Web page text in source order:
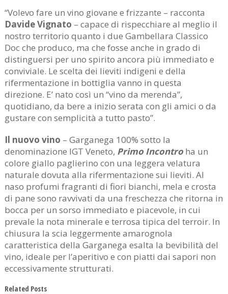
“Volevo fare un vino giovane e frizzante – racconta
Davide Vignato – capace di rispecchiare al meglio il
nostro territorio quanto i due Gambellara Classico
Doc che produco, ma che fosse anche in grado di
distinguersi per uno spirito ancora più immediato e
conviviale. Le scelta dei lieviti indigeni e della
rifermentazione in bottiglia vanno in questa
direzione. E’ nato così un “vino da merenda”,
quotidiano, da bere a inizio serata con gli amici o da
gustare con semplicità a tutto pasto”.
Il nuovo vino – Garganega 100% sotto la
denominazione IGT Veneto, Primo Incontroha un
colore giallo paglierino con una leggera velatura
naturale dovuta alla rifermentazione sui lieviti. Al
naso profumi fragranti di fiori bianchi, mela e crosta
di pane sono ravvivati da una freschezza che ritorna in
bocca per un sorso immediato e piacevole, in cui
prevale la nota minerale e terrosa tipica del terroir. In
chiusura la scia leggermente amarognola
caratteristica della Garganega esalta la bevibilità del
vino, ideale per l’aperitivo e con piatti dai sapori non
eccessivamente strutturati.
Related Posts